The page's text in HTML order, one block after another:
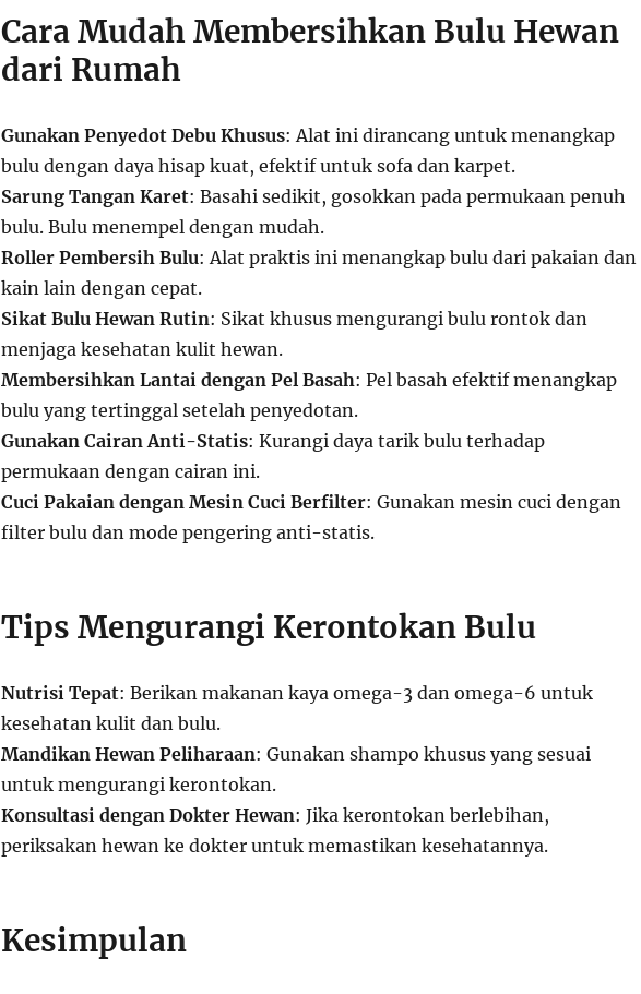
Cara Mudah Membersihkan Bulu Hewan
dari Rumah
Gunakan Penyedot Debu Khusus: Alat ini dirancang untuk menangkap
bulu dengan daya hisap kuat, efektif untuk sofa dan karpet.
Sarung Tangan Karet: Basahi sedikit, gosokkan pada permukaan penuh
bulu. Bulu menempel dengan mudah.
Roller Pembersih Bulu: Alat praktis ini menangkap bulu dari pakaian dan
kain lain dengan cepat.
Sikat Bulu Hewan Rutin: Sikat khusus mengurangi bulu rontok dan
menjaga kesehatan kulit hewan.
Membersihkan Lantai dengan Pel Basah: Pel basah efektif menangkap
bulu yang tertinggal setelah penyedotan.
Gunakan Cairan Anti-Statis: Kurangi daya tarik bulu terhadap
permukaan dengan cairan ini.
Cuci Pakaian dengan Mesin Cuci Berfilter: Gunakan mesin cuci dengan
filter bulu dan mode pengering anti-statis.
Tips Mengurangi Kerontokan Bulu
Nutrisi Tepat: Berikan makanan kaya omega-3 dan omega-6 untuk
kesehatan kulit dan bulu.
Mandikan Hewan Peliharaan: Gunakan shampo khusus yang sesuai
untuk mengurangi kerontokan.
Konsultasi dengan Dokter Hewan: Jika kerontokan berlebihan,
periksakan hewan ke dokter untuk memastikan kesehatannya.
Kesimpulan